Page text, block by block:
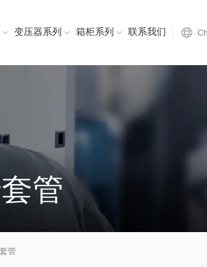
变压器系列 箱柜系列 联系我们
管
管